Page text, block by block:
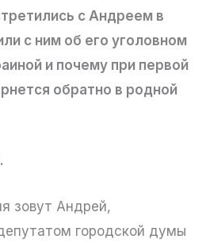
с Андреем в
с ним об его уголовном
и почему при первой
обратно в родной
зовут Андрей,
городской думы